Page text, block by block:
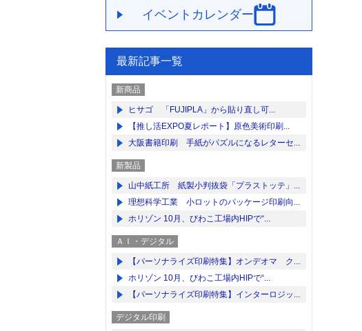
イベントカレンダー
最新記事一覧
新商品
ヒサゴ 「FUJIPLA」から貼り直し可...
【推し活EXPO夏レポート】原色美術印刷...
大阪書籍印刷 手紙がパズルになるレターセ...
新製品
山中紙工所 紙製小判抜袋「プラストッテ」...
理想科学工業 小ロットのパッケージ印刷向...
ホリゾン 10月、びわこ工場内HIPで“...
ＡＩ・デジタル
【パーソナライズ印刷特集】オンデオマ ク...
ホリゾン 10月、びわこ工場内HIPで“...
【パーソナライズ印刷特集】インターロジッ...
デジタル印刷